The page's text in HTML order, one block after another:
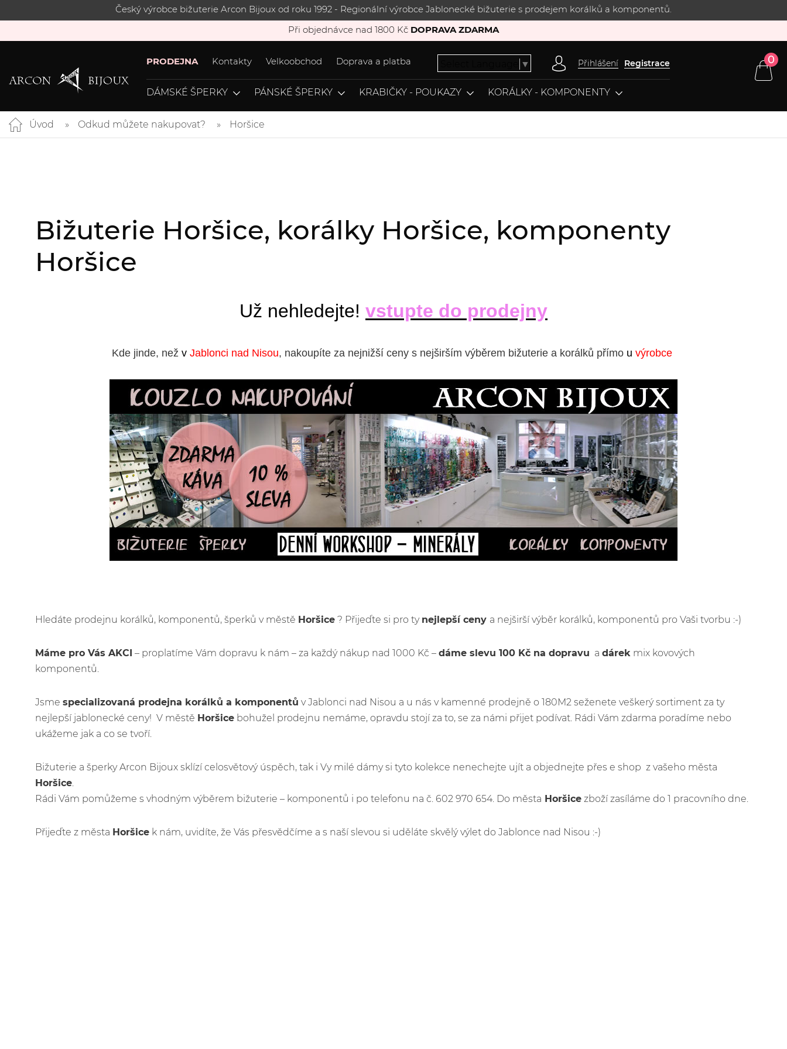
Český výrobce bižuterie Arcon Bijoux od roku 1992 - Regionální výrobce Jablonecké bižuterie s prodejem korálků a komponentů.
Při objednávce nad 1800 Kč DOPRAVA ZDARMA
PRODEJNA Kontakty Velkoobchod Doprava a platba ▼ Přihlášení Registrace 0
DÁMSKÉ ŠPERKY PÁNSKÉ ŠPERKY KRABIČKY - POUKAZY KORÁLKY - KOMPONENTY
Úvod Odkud můžete nakupovat? Horšice
Bižuterie Horšice, korálky Horšice, komponenty
Horšice
Už nehledejte! vstupte do prodejny
Kde jinde, než v Jablonci nad Nisou, nakoupíte za nejnižší ceny s nejširším výběrem bižuterie a korálků přímo u výrobce
Hledáte prodejnu korálků, komponentů, šperků v městě Horšice ? Přijeďte si pro ty nejlepší ceny a nejširší výběr korálků, komponentů pro Vaši tvorbu :-)
Máme pro Vás AKCI – proplatíme Vám dopravu k nám – za každý nákup nad 1000 Kč – dáme slevu 100 Kč na dopravu a dárek mix kovových
komponentů.
Jsme specializovaná prodejna korálků a komponentů v Jablonci nad Nisou a u nás v kamenné prodejně o 180M2 seženete veškerý sortiment za ty
nejlepší jablonecké ceny! V městě Horšice bohužel prodejnu nemáme, opravdu stojí za to, se za námi přijet podívat. Rádi Vám zdarma poradíme nebo
ukážeme jak a co se tvoří.
Bižuterie a šperky Arcon Bijoux sklízí celosvětový úspěch, tak i Vy milé dámy si tyto kolekce nenechejte ujít a objednejte přes e shop z vašeho města
Horšice.
Rádi Vám pomůžeme s vhodným výběrem bižuterie – komponentů i po telefonu na č. 602 970 654. Do města Horšice zboží zasíláme do 1 pracovního dne.
Přijeďte z města Horšice k nám, uvidíte, že Vás přesvědčíme a s naší slevou si uděláte skvělý výlet do Jablonce nad Nisou :-)